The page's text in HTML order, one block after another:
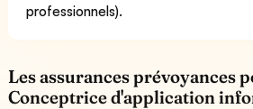
professionnels).
Les assurances prévoyances
Conceptrice d'application